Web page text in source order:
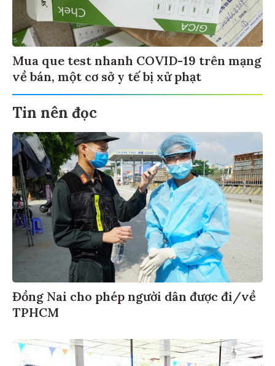
Mua que test nhanh COVID-19 trên mạng
về bán, một cơ sở y tế bị xử phạt
Tin nên đọc
Đồng Nai cho phép người dân được đi/về
TPHCM